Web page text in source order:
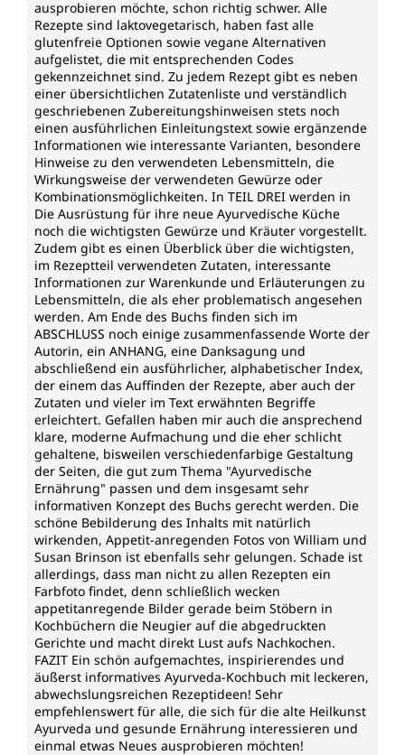
ausprobieren möchte, schon richtig schwer. Alle
Rezepte sind laktovegetarisch, haben fast alle
glutenfreie Optionen sowie vegane Alternativen
aufgelistet, die mit entsprechenden Codes
gekennzeichnet sind. Zu jedem Rezept gibt es neben
einer übersichtlichen Zutatenliste und verständlich
geschriebenen Zubereitungshinweisen stets noch
einen ausführlichen Einleitungstext sowie ergänzende
Informationen wie interessante Varianten, besondere
Hinweise zu den verwendeten Lebensmitteln, die
Wirkungsweise der verwendeten Gewürze oder
Kombinationsmöglichkeiten. In TEIL DREI werden in
Die Ausrüstung für ihre neue Ayurvedische Küche
noch die wichtigsten Gewürze und Kräuter vorgestellt.
Zudem gibt es einen Überblick über die wichtigsten,
im Rezeptteil verwendeten Zutaten, interessante
Informationen zur Warenkunde und Erläuterungen zu
Lebensmitteln, die als eher problematisch angesehen
werden. Am Ende des Buchs finden sich im
ABSCHLUSS noch einige zusammenfassende Worte der
Autorin, ein ANHANG, eine Danksagung und
abschließend ein ausführlicher, alphabetischer Index,
der einem das Auffinden der Rezepte, aber auch der
Zutaten und vieler im Text erwähnten Begriffe
erleichtert. Gefallen haben mir auch die ansprechend
klare, moderne Aufmachung und die eher schlicht
gehaltene, bisweilen verschiedenfarbige Gestaltung
der Seiten, die gut zum Thema "Ayurvedische
Ernährung" passen und dem insgesamt sehr
informativen Konzept des Buchs gerecht werden. Die
schöne Bebilderung des Inhalts mit natürlich
wirkenden, Appetit-anregenden Fotos von William und
Susan Brinson ist ebenfalls sehr gelungen. Schade ist
allerdings, dass man nicht zu allen Rezepten ein
Farbfoto findet, denn schließlich wecken
appetitanregende Bilder gerade beim Stöbern in
Kochbüchern die Neugier auf die abgedruckten
Gerichte und macht direkt Lust aufs Nachkochen.
FAZIT Ein schön aufgemachtes, inspirierendes und
äußerst informatives Ayurveda-Kochbuch mit leckeren,
abwechslungsreichen Rezeptideen! Sehr
empfehlenswert für alle, die sich für die alte Heilkunst
Ayurveda und gesunde Ernährung interessieren und
einmal etwas Neues ausprobieren möchten!